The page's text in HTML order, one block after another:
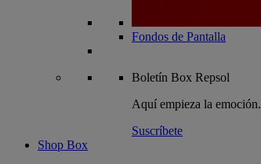
Fondos de Pantalla
Boletín Box Repsol
Aquí empieza la emoción.
Suscríbete
Shop Box